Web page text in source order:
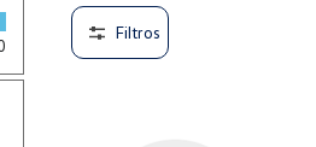
Filtros